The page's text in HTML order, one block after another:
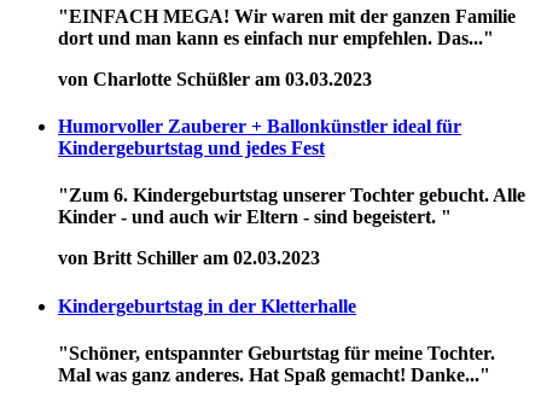
"EINFACH MEGA! Wir waren mit der ganzen Familie
dort und man kann es einfach nur empfehlen. Das..."
von Charlotte Schüßler am 03.03.2023
Humorvoller Zauberer + Ballonkünstler ideal für
Kindergeburtstag und jedes Fest
"Zum 6. Kindergeburtstag unserer Tochter gebucht. Alle
Kinder - und auch wir Eltern - sind begeistert. "
von Britt Schiller am 02.03.2023
Kindergeburtstag in der Kletterhalle
"Schöner, entspannter Geburtstag für meine Tochter.
Mal was ganz anderes. Hat Spaß gemacht! Danke..."